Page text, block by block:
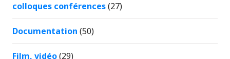
colloques conférences(27)
Documentation (50)
Film, vidéo(29)